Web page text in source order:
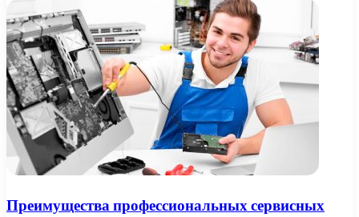
Преимущества профессиональных сервисных